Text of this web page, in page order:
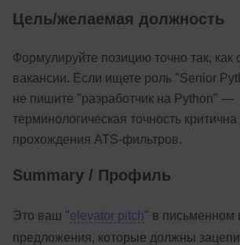
Цель/желаемая должность
Формулируйте позицию точно так, как
вакансии. Если ищете роль "Senior
не пишите "разработчик на Python" —
терминологическая точность критична
прохождения ATS-фильтров.
Summary / Профиль
Это ваш "elevator pitch" в письменном
предложения, которые должны